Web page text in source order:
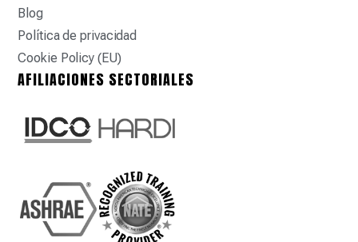
Blog
Política de privacidad
Cookie Policy (EU)
AFILIACIONES SECTORIALES